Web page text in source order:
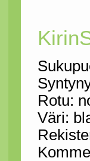
Rotu:
Väri: